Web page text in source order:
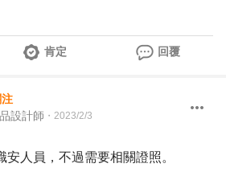
肯定 回覆
注
設計師 ・ 2023/2/3
人員，不過需要相關證照。